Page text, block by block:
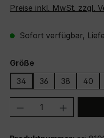
Preise inkl. MwSt. zzgl.
Sofort verfügbar,
Größeauswählen
34
36 38 40
Produkt Anzahl: